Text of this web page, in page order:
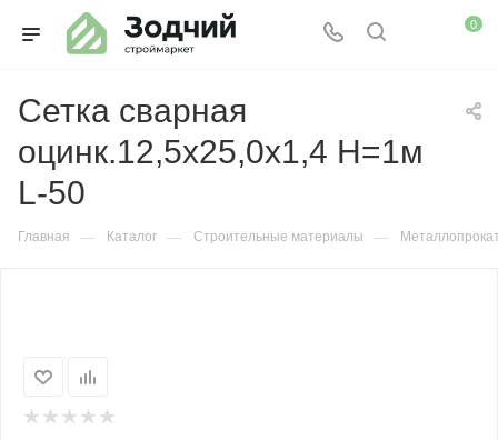
0
Сетка сварная
оцинк.12,5х25,0х1,4 Н=1м
L-50
Главная — Каталог — Строительные материалы —